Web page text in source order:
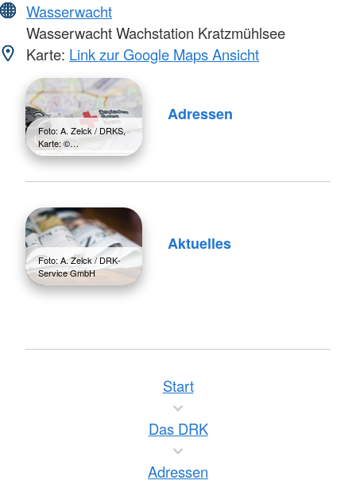
Wasserwacht
Wasserwacht Wachstation Kratzmühlsee
Karte: Link zur Google Maps Ansicht
Foto: A. Zelck / DRKS,
Karte: ©…
Adressen
Foto: A. Zelck / DRK-
Service GmbH
Aktuelles
Start
Das DRK
Adressen